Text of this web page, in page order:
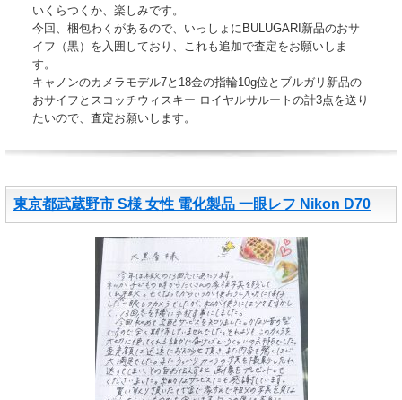
いくらつくか、楽しみです。
今回、梱包わくがあるので、いっしょにBULUGARI新品のおサ
イフ（黒）を入囲しており、これも追加で査定をお願いしま
す。
キャノンのカメラモデル7と18金の指輪10g位とブルガリ新品の
おサイフとスコッチウィスキー ロイヤルサルートの計3点を送り
たいので、査定お願いします。
東京都武蔵野市 S様 女性 電化製品 一眼レフ Nikon D70